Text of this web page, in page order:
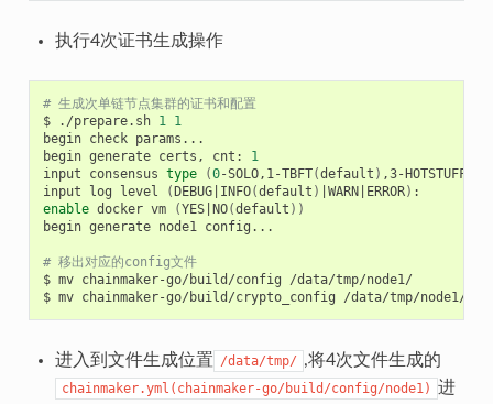
执行4次证书生成操作
# 生成次单链节点集群的证书和配置
$
./prepare.sh 1 1
begin check params...
begin generate certs, cnt:
1
input
consensus type (0-SOLO,1-TBFT(default ) ,3-HOTSTUFF,4-
input
log level (DEBUG| INFO(default ) WARN| ERROR)
enable docker vm (YES| NO(default ))
begin generate node1 config...
# 移出对应的config文件
$ mv chainmaker-go/build/config
/data/tmp/node1/
$ mv chainmaker-go/build/crypto_config
进入到文件生成位置 /data/tmp/ ,将4次文件生成的
chainmaker.yml(chainmaker-go/build/config/node1) 进